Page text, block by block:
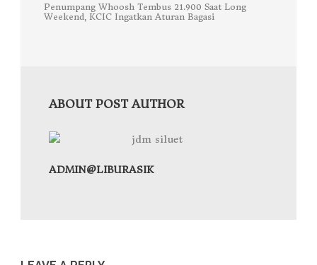
Penumpang Whoosh Tembus 21.900 Saat Long
Weekend, KCIC Ingatkan Aturan Bagasi
ABOUT POST AUTHOR
ADMIN@LIBURASIK